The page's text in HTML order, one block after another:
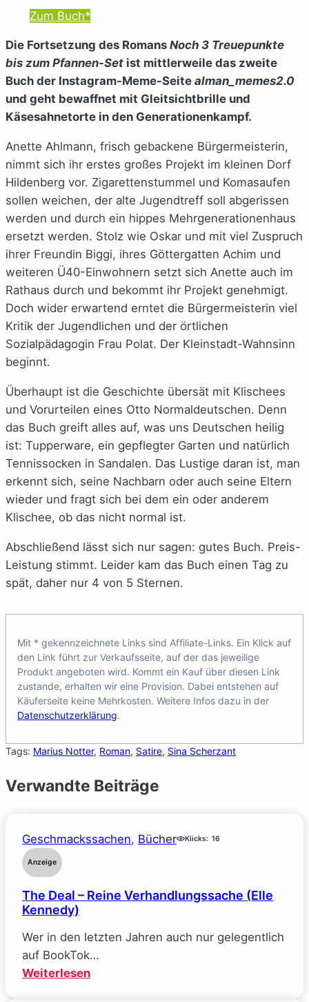
Zum Buch*
Die Fortsetzung des Romans Noch 3 Treuepunkte
bis zum Pfannen-Set ist mittlerweile das zweite
Buch der Instagram-Meme-Seite alman_memes2.0
und geht bewaffnet mit Gleitsichtbrille und
Käsesahnetorte in den Generationenkampf.
Anette Ahlmann, frisch gebackene Bürgermeisterin,
nimmt sich ihr erstes großes Projekt im kleinen Dorf
Hildenberg vor. Zigarettenstummel und Komasaufen
sollen weichen, der alte Jugendtreff soll abgerissen
werden und durch ein hippes Mehrgenerationenhaus
ersetzt werden. Stolz wie Oskar und mit viel Zuspruch
ihrer Freundin Biggi, ihres Göttergatten Achim und
weiteren Ü40-Einwohnern setzt sich Anette auch im
Rathaus durch und bekommt ihr Projekt genehmigt.
Doch wider erwartend erntet die Bürgermeisterin viel
Kritik der Jugendlichen und der örtlichen
Sozialpädagogin Frau Polat. Der Kleinstadt-Wahnsinn
beginnt.
Überhaupt ist die Geschichte übersät mit Klischees
und Vorurteilen eines Otto Normaldeutschen. Denn
das Buch greift alles auf, was uns Deutschen heilig
ist: Tupperware, ein gepflegter Garten und natürlich
Tennissocken in Sandalen. Das Lustige daran ist, man
erkennt sich, seine Nachbarn oder auch seine Eltern
wieder und fragt sich bei dem ein oder anderem
Klischee, ob das nicht normal ist.
Abschließend lässt sich nur sagen: gutes Buch. Preis-
Leistung stimmt. Leider kam das Buch einen Tag zu
spät, daher nur 4 von 5 Sternen.
Mit * gekennzeichnete Links sind Affiliate-Links. Ein Klick auf
den Link führt zur Verkaufsseite, auf der das jeweilige
Produkt angeboten wird. Kommt ein Kauf über diesen Link
zustande, erhalten wir eine Provision. Dabei entstehen auf
Käuferseite keine Mehrkosten. Weitere Infos dazu in der
Datenschutzerklärung.
Tags: Marius Notter, Roman, Satire, Sina Scherzant
Verwandte Beiträge
Geschmackssachen, Bücher Klicks: 16
Anzeige
The Deal – Reine Verhandlungssache (Elle
Kennedy)
Wer in den letzten Jahren auch nur gelegentlich
auf BookTok…
Weiterlesen: